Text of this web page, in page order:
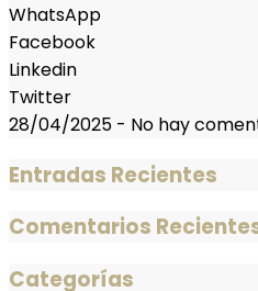
WhatsApp
Facebook
Linkedin
Twitter
28/04/2025 - No hay
Entradas Recientes
Comentarios
Categorías